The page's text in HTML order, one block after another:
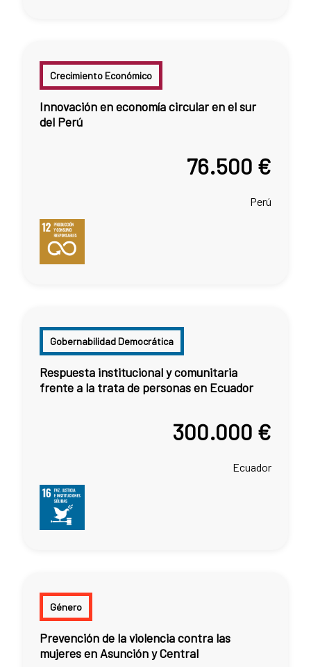
Crecimiento Económico
Innovación en economía circular en el sur
del Perú
76.500 €
Perú
Gobernabilidad Democrática
Respuesta institucional y comunitaria
frente a la trata de personas en Ecuador
300.000 €
Ecuador
Género
Prevención de la violencia contra las
mujeres en Asunción y Central